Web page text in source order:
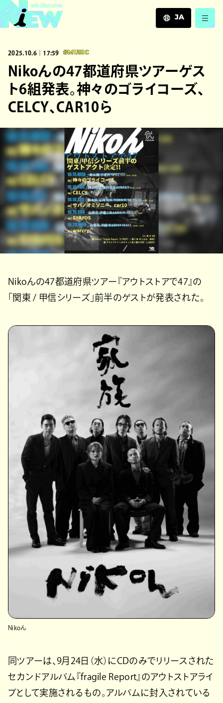
JA
2025.10.6｜17:59 #MUSIC
Nikoんの47都道府県ツアーゲス
ト6組発表。神々のゴライコーズ、
CELCY、CAR10ら
Nikoんの47都道府県ツアー『アウトストアで47』の
「関東 / 甲信シリーズ」前半のゲストが発表された。
Nikoん
同ツアーは、9月24日（水）にCDのみでリリースされた
セカンドアルバム『fragile Report』のアウトストアライ
ブとして実施されるもの。アルバムに封入されている